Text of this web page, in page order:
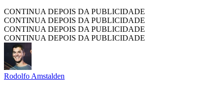
CONTINUA DEPOIS DA PUBLICIDADE
CONTINUA DEPOIS DA PUBLICIDADE
CONTINUA DEPOIS DA PUBLICIDADE
CONTINUA DEPOIS DA PUBLICIDADE
Rodolfo Amstalden